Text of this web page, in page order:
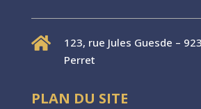

123, rue Jules Guesde –
Perret
PLAN DU SITE